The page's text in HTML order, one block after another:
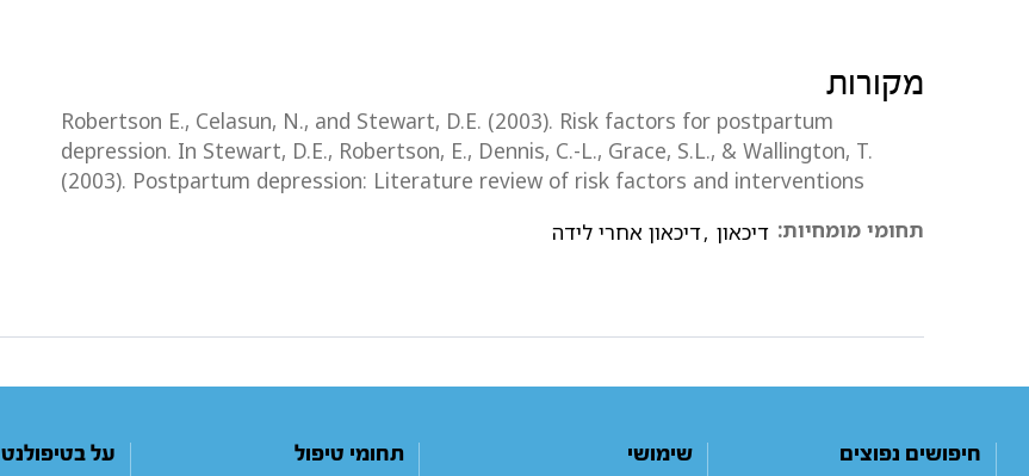
מקורות
Robertson E., Celasun, N., and Stewart, D.E. (2003). Risk factors for postpartum
depression. In Stewart, D.E., Robertson, E., Dennis, C.-L., Grace, S.L., & Wallington, T.
(2003). Postpartum depression: Literature review of risk factors and interventions
תחומי מומחיות: דיכאון ,דיכאון אחרי לידה
חיפושים נפוצים שימושי תחומי טיפול על בטיפולנט